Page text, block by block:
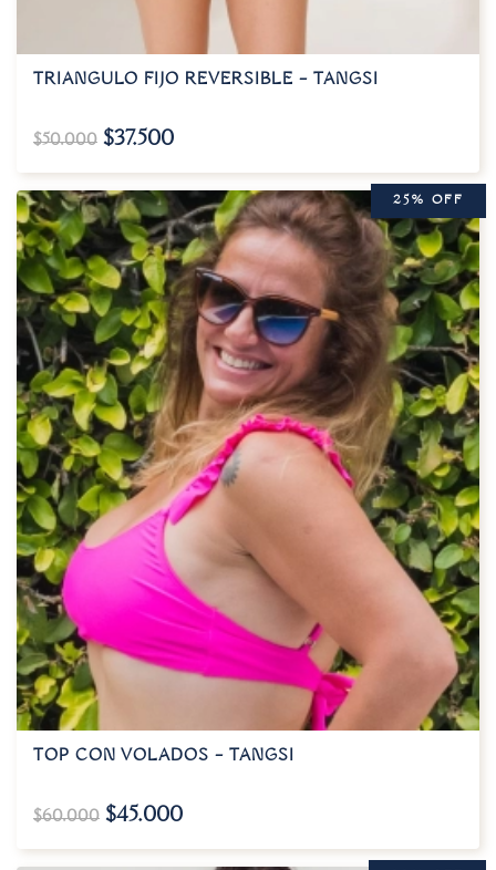
TRIANGULO FIJO REVERSIBLE – TANGSI
$50.000 $37.500
25% OFF
TOP CON VOLADOS – TANGSI
$60.000 $45.000